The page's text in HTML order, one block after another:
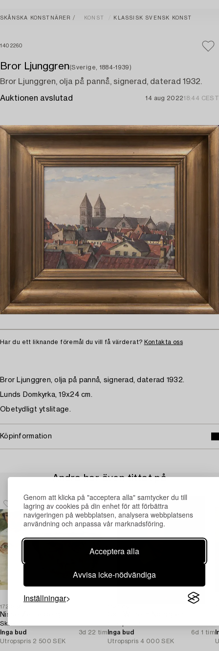
Genom att klicka på "acceptera alla" samtycker du till
lagring av cookies på din enhet för att förbättra
navigeringen på webbplatsen, analysera webbplatsens
användning och anpassa vår marknadsföring.
Acceptera alla
Avvisa icke-nödvändiga
Inställningar
SKÅNSKA KONSTNÄRER KONST KLASSISK SVENSK KONST
1402260
Bror Ljunggren(Sverige, 1884-1939)
Bror Ljunggren, olja på pannå, signerad, daterad 1932.
Auktionen avslutad 14 aug 202218:44 CEST
Har du ett liknande föremål du vill få värderat? Kontakta oss
Bror Ljunggren, olja på pannå, signerad, daterad 1932.
Lunds Domkyrka, 19x24 cm.
Obetydligt ytslitage.
Köpinformation
Andra har även tittat på
1720896
Nisse Zetterberg
Skiss.
Inga bud
3d 22 tim
Utropspris 2 500 SEK
Inga bud
6d 1 tim
Utropspris 4 000 SEK